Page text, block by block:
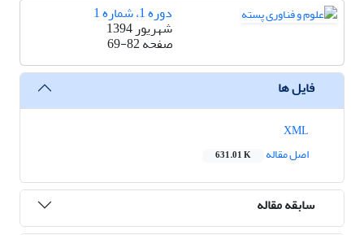
دوره 1، شماره 1
شهریور 1394
صفحه69-82
فایل ها
اصل مقاله
631.01 K
سابقه مقاله